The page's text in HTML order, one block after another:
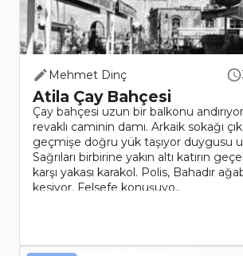
Mehmet Dinç
Atila Çay Bahçesi
Çay bahçesi uzun bir balkonu
revaklı caminin damı. Arkaik sokağı
geçmişe doğru yük taşıyor duygusu
Sağrıları birbirine yakın altı katırın
karşı yakası karakol. Polis, Bahadır
kesiyor. Felsefe konuşuyo..